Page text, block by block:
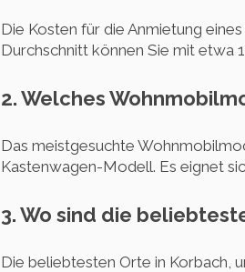
Die Kosten für die Anmietung
Durchschnitt können Sie mit etwa
2. Welches
Das meistgesuchte
Kastenwagen-Modell. Es eignet
3. Wo sind die
Die beliebtesten Orte in Korbach,